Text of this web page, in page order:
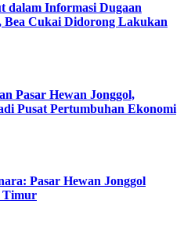
dalam Informasi Dugaan
Bea Cukai Didorong Lakukan
Pasar Hewan Jonggol,
Pusat Pertumbuhan Ekonomi
Pasar Hewan Jonggol
Timur